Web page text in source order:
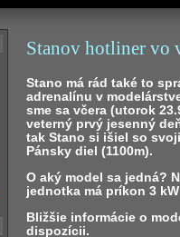
Stanov hotliner vo
Stano má rád také to
adrenalínu v
sme sa včera (utorok
veterný prvý jesenný
tak Stano si išiel so
Pánsky diel (1100m).
O aký model sa jedná?
jednotka má príkon 3
Bližšie informácie o
dispozícii.